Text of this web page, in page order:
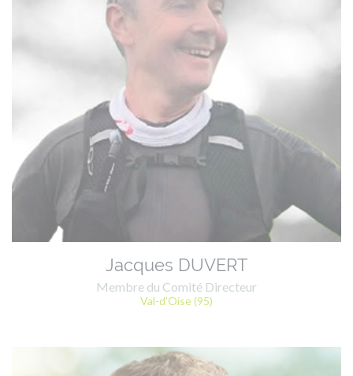
Jacques DUVERT
Membre du Comité Directeur
Val-d'Oise (95)